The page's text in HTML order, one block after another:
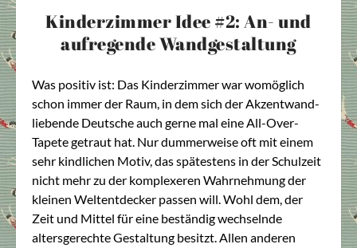
Kinderzimmer Idee #2: An- und
aufregende Wandgestaltung
Was positiv ist: Das Kinderzimmer war womöglich
schon immer der Raum, in dem sich der Akzentwand-
liebende Deutsche auch gerne mal eine All-Over-
Tapete getraut hat. Nur dummerweise oft mit einem
sehr kindlichen Motiv, das spätestens in der Schulzeit
nicht mehr zu der komplexeren Wahrnehmung der
kleinen Weltentdecker passen will. Wohl dem, der
Zeit und Mittel für eine beständig wechselnde
altersgerechte Gestaltung besitzt. Allen anderen